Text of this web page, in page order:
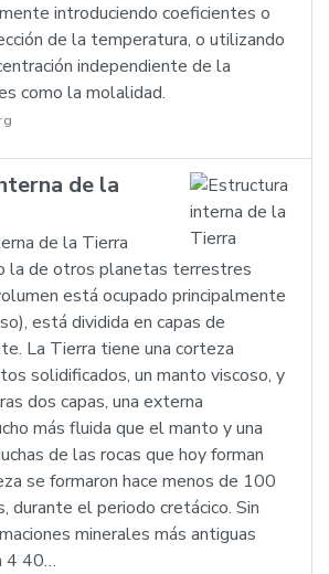
introduciendo coeficientes o
de la temperatura, o utilizando
independiente de la
como la molalidad.
de la
de la Tierra
la de otros planetas terrestres
está ocupado principalmente
está dividida en capas de
La Tierra tiene una corteza
solidificados, un manto viscoso, y
dos capas, una externa
más fluida que el manto y una
de las rocas que hoy forman
se formaron hace menos de 100
durante el periodo cretácico. Sin
minerales más antiguas
4 40…